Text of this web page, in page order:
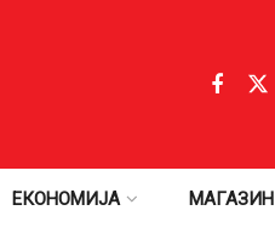
ЕКОНОМИЈА МАГАЗИН